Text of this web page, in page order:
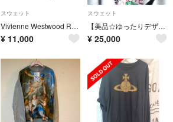
スウェット
Vivienne Westwood Red Label ヴィヴィアンウエストウッドレッドレーベル バンビープリント スウェット トレーナー ブラック
¥ 11,000
スウェット
【美品☆ゆったりデザイン☆オーブ刺繍】ヴィヴィアンウエストウッド スウェット
¥ 25,000